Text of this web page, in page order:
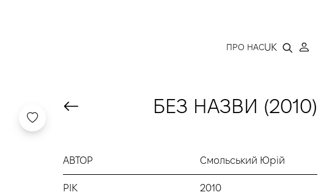
GALLERY ПРО НАСUK
БЕЗ НАЗВИ (2010)
АВТОР Смольський Юрій
РІК 2010